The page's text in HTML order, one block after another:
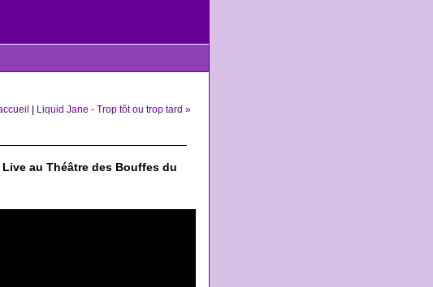
| Liquid Jane - Trop tôt ou trop tard »
au Théâtre des Bouffes du